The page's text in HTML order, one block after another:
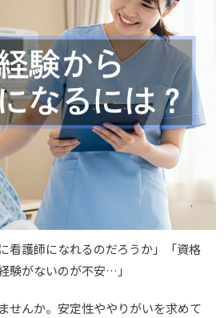
看護師になれるのだろうか」「資格
験がないのが不安…」
せんか。安定性ややりがいを求めて